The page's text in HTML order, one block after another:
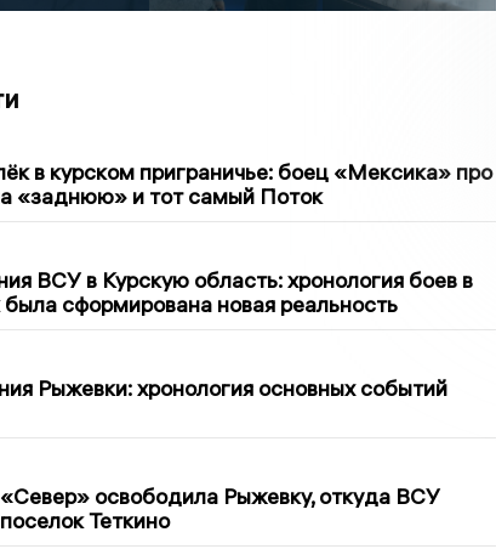
в курском приграничье: боец «Мексика» про
«заднюю» и тот самый Поток
ВСУ в Курскую область: хронология боев в
была сформирована новая реальность
Рыжевки: хронология основных событий
«Север» освободила Рыжевку, откуда ВСУ
Теткино